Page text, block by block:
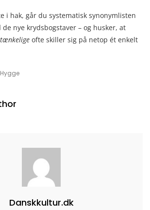
i hak, går du systematisk synonymlisten
nye krydsbogstaver – og husker, at
tænkelige ofte skiller sig på netop ét enkelt
Hygge
Danskkultur.dk